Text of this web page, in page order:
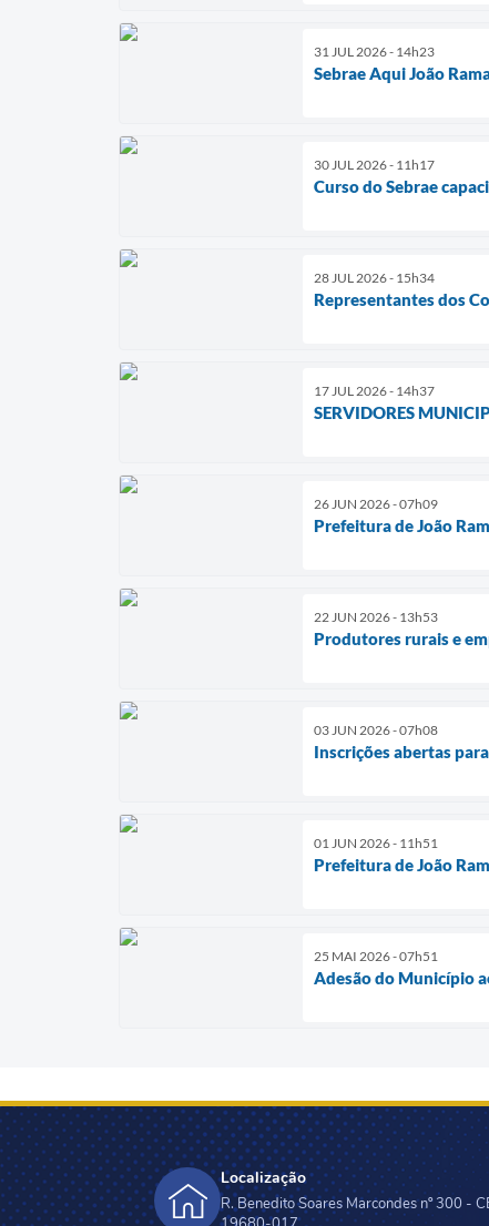
31 JUL 2026 - 14h23
Sebrae Aqui João
30 JUL 2026 - 11h17
Curso do Sebrae
28 JUL 2026 - 15h34
Representantes dos
17 JUL 2026 - 14h37
SERVIDORES
26 JUN 2026 - 07h09
Prefeitura de João
22 JUN 2026 - 13h53
Produtores rurais e
03 JUN 2026 - 07h08
Inscrições abertas
01 JUN 2026 - 11h51
Prefeitura de João
25 MAI 2026 - 07h51
Adesão do Município
Localização
R. Benedito Soares Marcondes nº 300 -